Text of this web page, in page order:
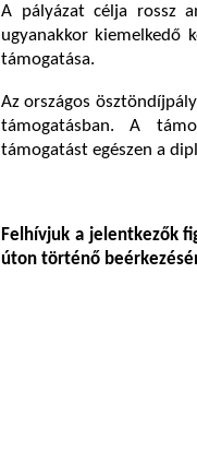
A pályázat célja rossz
ugyanakkor kiemelkedő
támogatása.
Az országos
támogatásban. A
támogatást egészen a
Felhívjuk a jelentkezők
úton történő